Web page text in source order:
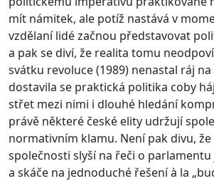
mít námitek, ale potíž nastává v
vzdělaní lidé začnou představovat
a pak se diví, že realita tomu
svátku revoluce (1989) nenastal ráj na
dostavila se praktická politika coby
střet mezi nimi i dlouhé hledání
právě některé české elity udržují
normativním klamu. Není pak divu,
společnosti slyší na řeči o parlamentu
a skáče na jednoduché řešení à la